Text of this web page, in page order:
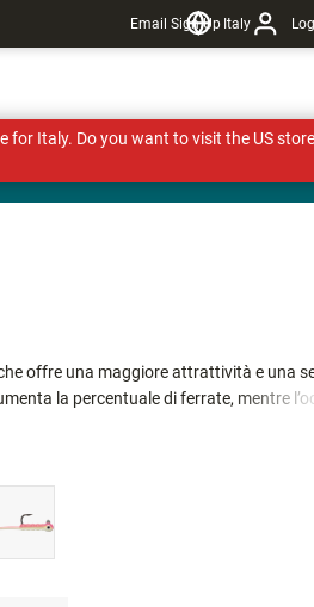
Email Sign Up Italy
offre una maggiore attrattività e una
la percentuale di ferrate, mentre
for Italy. Do you want to visit the US